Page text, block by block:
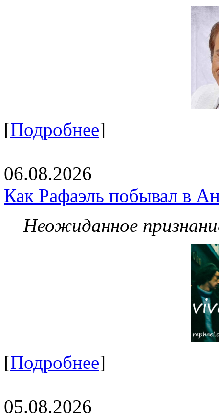
[Подробнее]
06.08.2026
Как Рафаэль побывал в
Неожиданное
[Подробнее]
05.08.2026